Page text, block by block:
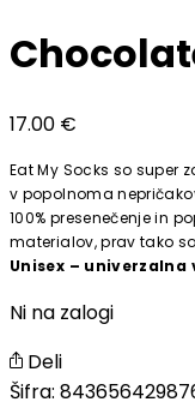
17.00 €
Eat My Socks so super
v popolnoma
100% presenečenje in
materialov, prav tako
Unisex – univerzalna
Ni na zalogi
Deli
Šifra: